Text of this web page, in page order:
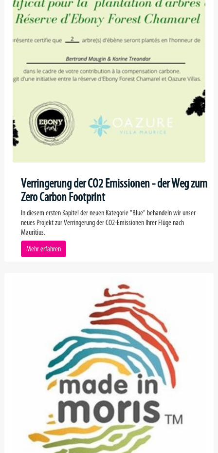
Verringerung der CO2 Emissionen - der Weg zum
Zero Carbon Footprint
In diesem ersten Kapitel der neuen Kategorie "Blue" behandeln wir unser
neues Projekt zur Verringerung der CO2-Emissionen Ihrer Flüge nach
Mauritius.
Mehr erfahren